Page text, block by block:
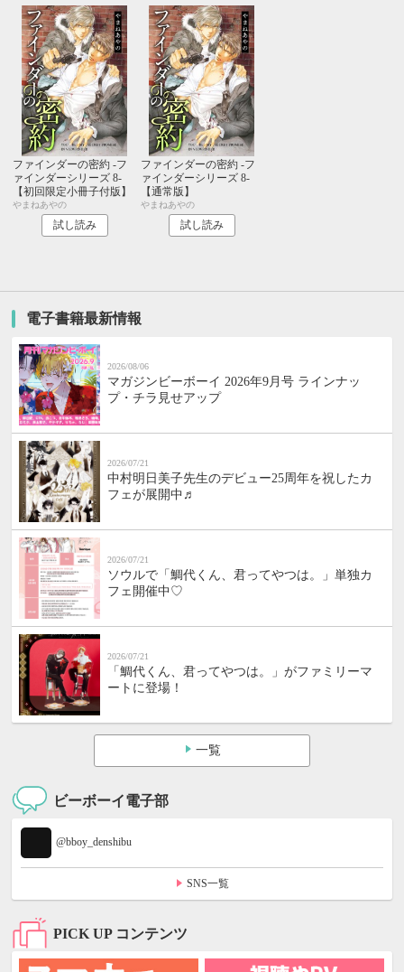
ファインダーの密約 -フ
ァインダーシリーズ 8-
【初回限定小冊子付版】
やまねあやの
試し読み
ファインダーの密約 -フ
ァインダーシリーズ 8-
【通常版】
やまねあやの
試し読み
電子書籍最新情報
2026/08/06
マガジンビーボーイ 2026年9月号 ラインナッ
プ・チラ見せアップ
2026/07/21
中村明日美子先生のデビュー25周年を祝したカ
フェが展開中♬
2026/07/21
ソウルで「鯛代くん、君ってやつは。」単独カ
フェ開催中♡
2026/07/21
「鯛代くん、君ってやつは。」がファミリーマ
ートに登場！
一覧
ビーボーイ電子部
@bboy_denshibu
SNS一覧
PICK UP コンテンツ